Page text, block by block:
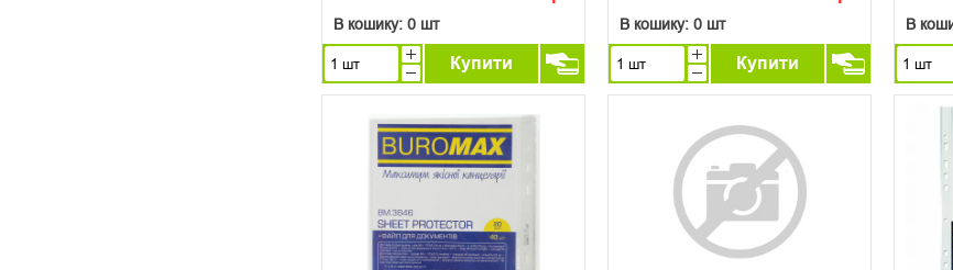
В кошику: 0 шт
Купити
В кошику: 0 шт
Купити
В